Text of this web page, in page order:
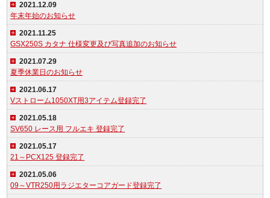
2021.12.09
年末年始のお知らせ
2021.11.25
GSX250S カタナ 仕様変更及び写真追加のお知らせ
2021.07.29
夏季休業日のお知らせ
2021.06.17
Vストローム1050XT用3アイテム登録完了
2021.05.18
SV650 レース用 フルエキ 登録完了
2021.05.17
21～PCX125 登録完了
2021.05.06
09～VTR250用ラジエターコアガード登録完了